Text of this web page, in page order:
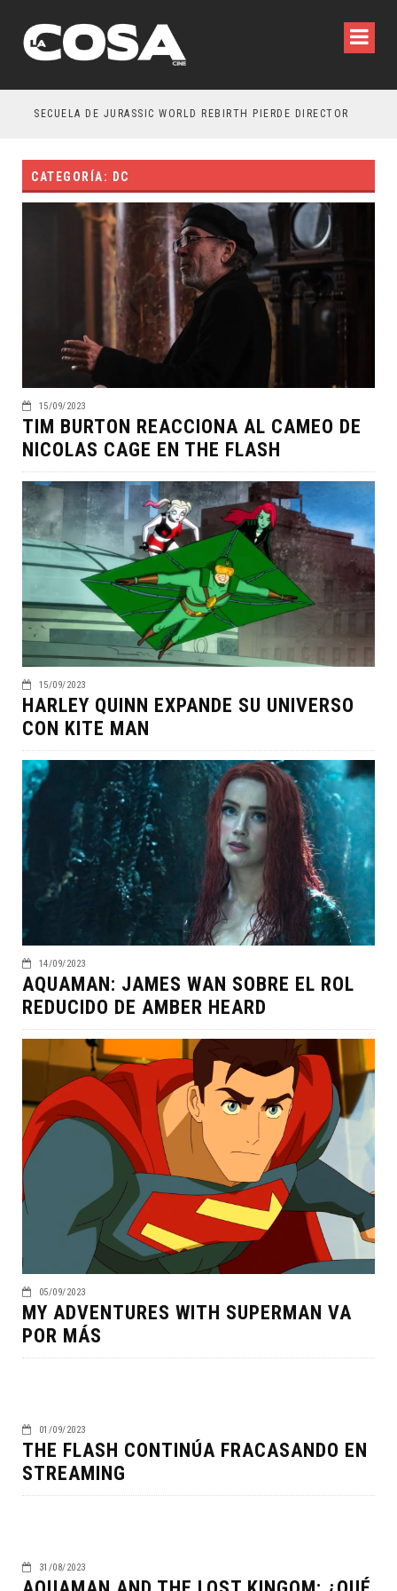
SECUELA DE JURASSIC WORLD REBIRTH PIERDE DIRECTOR
CATEGORÍA: DC
15/09/2023
TIM BURTON REACCIONA AL CAMEO DE
NICOLAS CAGE EN THE FLASH
15/09/2023
HARLEY QUINN EXPANDE SU UNIVERSO
CON KITE MAN
14/09/2023
AQUAMAN: JAMES WAN SOBRE EL ROL
REDUCIDO DE AMBER HEARD
05/09/2023
MY ADVENTURES WITH SUPERMAN VA
POR MÁS
01/09/2023
THE FLASH CONTINÚA FRACASANDO EN
STREAMING
31/08/2023